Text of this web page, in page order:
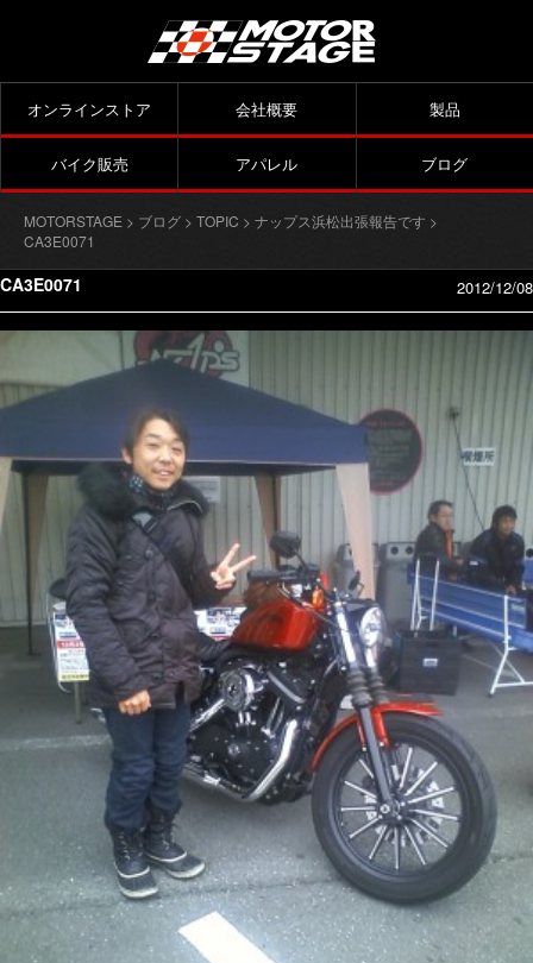
オンラインストア 会社概要 製品
バイク販売 アパレル ブログ
MOTORSTAGE > ブログ > TOPIC > ナップス浜松出張報告です >
CA3E0071
CA3E0071 2012/12/08